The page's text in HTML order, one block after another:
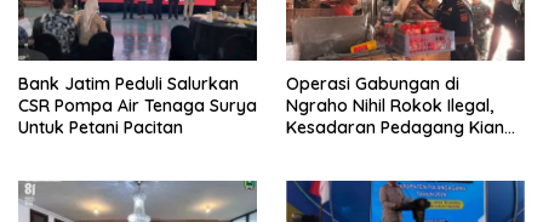
Bank Jatim Peduli Salurkan
CSR Pompa Air Tenaga Surya
Untuk Petani Pacitan
Operasi Gabungan di
Ngraho Nihil Rokok Ilegal,
Kesadaran Pedagang Kian